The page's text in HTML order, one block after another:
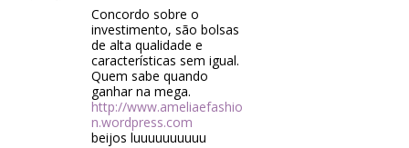
Concordo sobre o
investimento, são bolsas
de alta qualidade e
características sem igual.
Quem sabe quando
ganhar na mega.
http://www.ameliaefashio
n.wordpress.com
beijos luuuuuuuuuu